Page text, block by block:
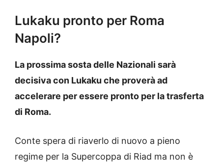
Lukaku pronto per Roma
Napoli?
La prossima sosta delle Nazionali sarà
decisiva con Lukaku che proverà ad
accelerare per essere pronto per la trasferta
di Roma.
Conte spera di riaverlo di nuovo a pieno
regime per la Supercoppa di Riad ma non è